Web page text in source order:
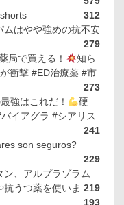
312
ムはやや強めの抗不安
279
局で買える！
知ら
衝撃 #ED治療薬 #市
273
強はこれだ！
硬
イアグラ #シアリス
241
son seguros?
229
ン、アルプラゾラム
219
抗うつ薬を使いま
193